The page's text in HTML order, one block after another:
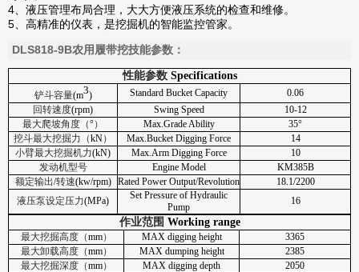
4、液压管理布局合理，大大方便液压系统的检查和维修。
5、高精准的仪表，是挖掘机的智能监控管家。
DLS818-9B农用履带挖技能参数：
性能参数Specifications
铲斗容量(m3) Standard Bucket Capacity
0.06
回转速度(rpm) Swing Speed
10-12
最大爬坡角度（°） Max.Grade Ability
35°
挖斗最大挖掘力（kN） Max.Bucket Digging Force
14
小臂最大挖掘机力(kN) Max.Arm Digging Force
10
发动机型号
Engine Model
KM385B
额定输出/转速(kw/rpm) Rated Power Output/Revolution
18.1/2200
液压泵设定压力(MPa)
Set Pressure of Hydraulic
Pump
16
作业范围 Working range
最大挖掘高度（mm） MAX digging height
3365
最大卸载高度（mm） MAX dumping height
2385
最大挖掘深度（mm） MAX digging depth
2050